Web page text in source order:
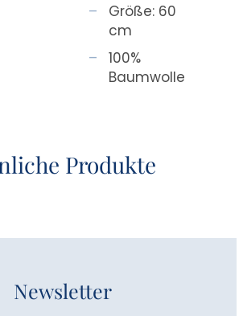
Größe: 60
cm
100%
Baumwolle
Produkte
Newsletter